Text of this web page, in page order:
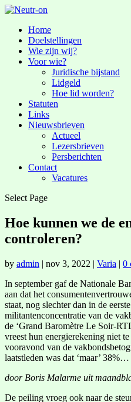
Home
Doelstellingen
Wie zijn wij?
Voor wie?
Juridische bijstand
Lidgeld
Hoe lid worden?
Statuten
Links
Nieuwsbrieven
Actueel
Lezersbrieven
Persberichten
Contact
Vacatures
Select Page
Hoe kunnen we de
controleren?
by admin | nov 3, 2022 | Varia | 0
In september gaf de Nationale
aan dat het
staat, nog slechter dan in de
militantenconcentratie van de
de ‘Grand Baromètre Le Soir-
vreest hun energierekening niet
vooravond van de
laatstleden was dat ‘maar’ 38%…
door Boris Malarme uit
De peiling vroeg ook naar de